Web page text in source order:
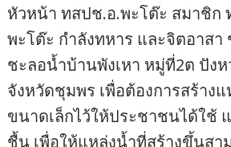
หัวหน้า ทสปช.อ.พะโต๊ะ สมาชิก
พะโต๊ะ กำลังทหาร และจิตอาสา
ชะลอน้ำบ้านพังเหา หมู่ที่2ต ปัง
จังหวัดชุมพร เพื่อต้องการสร้าง
ขนาดเล็กไว้ให้ประชาชนได้ใช้
ชื้น เพื่อให้แหล่งน้ำที่สร้างขึ้นสา